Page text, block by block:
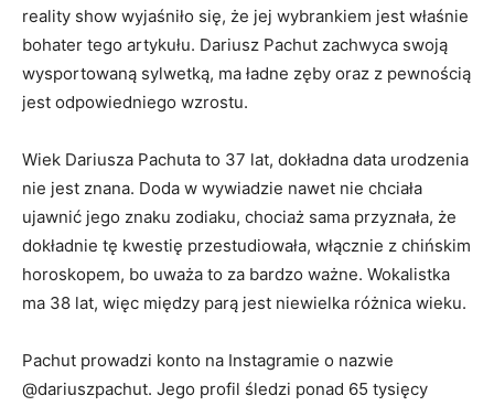
reality show wyjaśniło się, że jej wybrankiem jest właśnie
bohater tego artykułu. Dariusz Pachut zachwyca swoją
wysportowaną sylwetką, ma ładne zęby oraz z pewnością
jest odpowiedniego wzrostu.
Wiek Dariusza Pachuta to 37 lat, dokładna data urodzenia
nie jest znana. Doda w wywiadzie nawet nie chciała
ujawnić jego znaku zodiaku, chociaż sama przyznała, że
dokładnie tę kwestię przestudiowała, włącznie z chińskim
horoskopem, bo uważa to za bardzo ważne. Wokalistka
ma 38 lat, więc między parą jest niewielka różnica wieku.
Pachut prowadzi konto na Instagramie o nazwie
@dariuszpachut. Jego profil śledzi ponad 65 tysięcy